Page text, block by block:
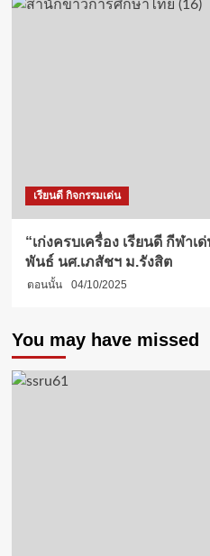
เรียนดี กิจกรรมเด่น
“เก่งครบเครื่อง เรียนดี กีฬา
พันธ์ นศ.เภสัชฯ ม.รังสิต
ตอนนั้น 04/10/2025
You may have missed